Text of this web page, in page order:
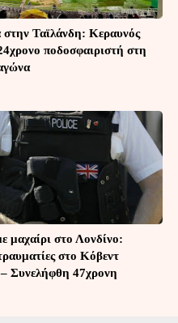
Ταϊλάνδη: Κεραυνός
ποδοσφαιριστή στη
μαχαίρι στο Λονδίνο:
στο Κόβεντ
Συνελήφθη 47χρονη